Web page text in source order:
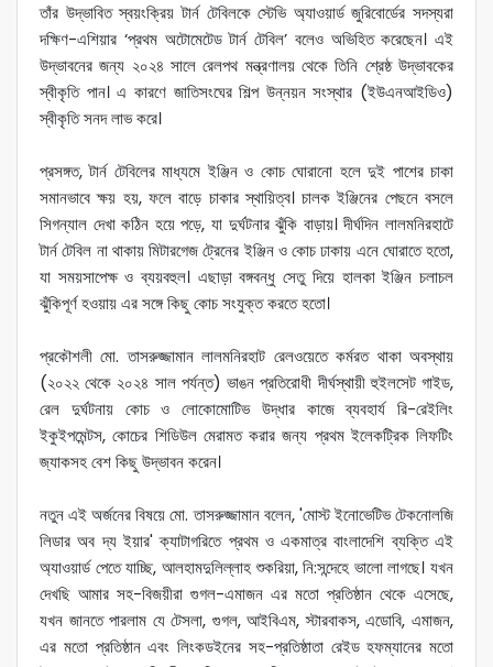
তাঁর উদ্ভাবিত স্বয়ংক্রিয় টার্ন টেবিলকে স্টেভি অ্যাওয়ার্ড জুরিবোর্ডের সদস্যরা
দক্ষিণ-এশিয়ার ‘প্রথম অটোমেটেড টার্ন টেবিল’ বলেও অভিহিত করেছেন। এই
উদ্ভাবনের জন্য ২০২৪ সালে রেলপথ মন্ত্রণালয় থেকে তিনি শ্রেষ্ঠ উদ্ভাবকের
স্বীকৃতি পান। এ কারণে জাতিসংঘের শিল্প উন্নয়ন সংস্থার (ইউএনআইডিও)
স্বীকৃতি সনদ লাভ করে।
প্রসঙ্গত, টার্ন টেবিলের মাধ্যমে ইঞ্জিন ও কোচ ঘোরানো হলে দুই পাশের চাকা
সমানভাবে ক্ষয় হয়, ফলে বাড়ে চাকার স্থায়িত্ব। চালক ইঞ্জিনের পেছনে বসলে
সিগন্যাল দেখা কঠিন হয়ে পড়ে, যা দুর্ঘটনার ঝুঁকি বাড়ায়। দীর্ঘদিন লালমনিরহাটে
টার্ন টেবিল না থাকায় মিটারগেজ ট্রেনের ইঞ্জিন ও কোচ ঢাকায় এনে ঘোরাতে হতো,
যা সময়সাপেক্ষ ও ব্যয়বহুল। এছাড়া বঙ্গবন্ধু সেতু দিয়ে হালকা ইঞ্জিন চলাচল
ঝুঁকিপূর্ণ হওয়ায় এর সঙ্গে কিছু কোচ সংযুক্ত করতে হতো।
প্রকৌশলী মো. তাসরুজ্জামান লালমনিরহাট রেলওয়েতে কর্মরত থাকা অবস্থায়
(২০২২ থেকে ২০২৪ সাল পর্যন্ত) ভাঙন প্রতিরোধী দীর্ঘস্থায়ী হুইলসেট গাইড,
রেল দুর্ঘটনায় কোচ ও লোকোমোটিভ উদ্ধার কাজে ব্যবহার্য রি-রেইলিং
ইকুইপমেন্টস, কোচের শিডিউল মেরামত করার জন্য প্রথম ইলেকট্রিক লিফটিং
জ্যাকসহ বেশ কিছু উদ্ভাবন করেন।
নতুন এই অর্জনের বিষয়ে মো. তাসরুজ্জামান বলেন, 'মোস্ট ইনোভেটিভ টেকনোলজি
লিডার অব দ্য ইয়ার' ক্যাটাগরিতে প্রথম ও একমাত্র বাংলাদেশি ব্যক্তি এই
অ্যাওয়ার্ড পেতে যাচ্ছি, আলহামদুলিল্লাহ শুকরিয়া, নি:সন্দেহে ভালো লাগছে। যখন
দেখছি আমার সহ-বিজয়ীরা গুগল-এমাজন এর মতো প্রতিষ্ঠান থেকে এসেছে,
যখন জানতে পারলাম যে টেসলা, গুগল, আইবিএম, স্টারবাকস, এডোবি, এমাজন,
এর মতো প্রতিষ্ঠান এবং লিংকডইনের সহ-প্রতিষ্ঠাতা রেইড হফম্যানের মতো